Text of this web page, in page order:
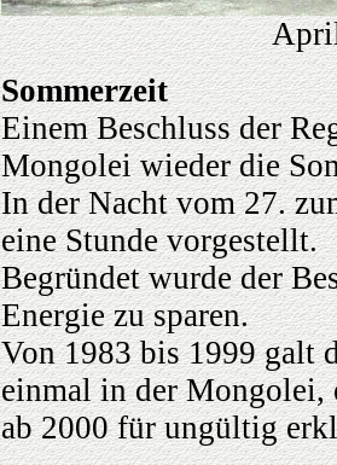
Sommerzeit
Einem Beschluss der
Mongolei wieder die
In der Nacht vom 27.
eine Stunde vorgestellt.
Begründet wurde der
Energie zu sparen.
Von 1983 bis 1999 galt
einmal in der Mongolei,
ab 2000 für ungültig